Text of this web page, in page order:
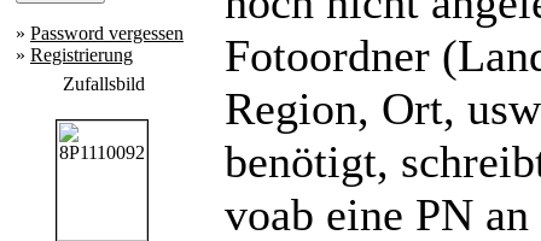
» Password vergessen
» Registrierung
Zufallsbild
Fotoordner
Region, Ort,
benötigt,
voab eine PN